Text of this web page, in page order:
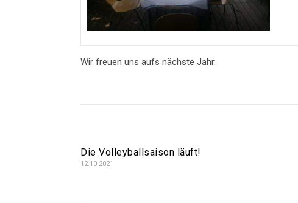
Wir freuen uns aufs nächste Jahr.
Die Volleyballsaison läuft!
12.10.2021